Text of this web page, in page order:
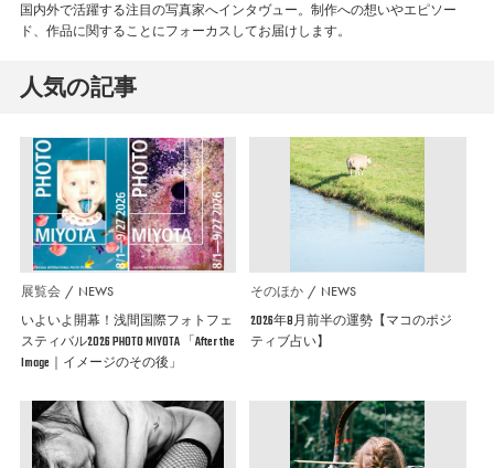
国内外で活躍する注目の写真家へインタヴュー。制作への想いやエピソー
ド、作品に関することにフォーカスしてお届けします。
人気の記事
展覧会 NEWS
いよいよ開幕！浅間国際フォトフェ
スティバル2026 PHOTO MIYOTA 「After the
Image｜イメージのその後」
そのほか NEWS
2026年8月前半の運勢【マコのポジ
ティブ占い】